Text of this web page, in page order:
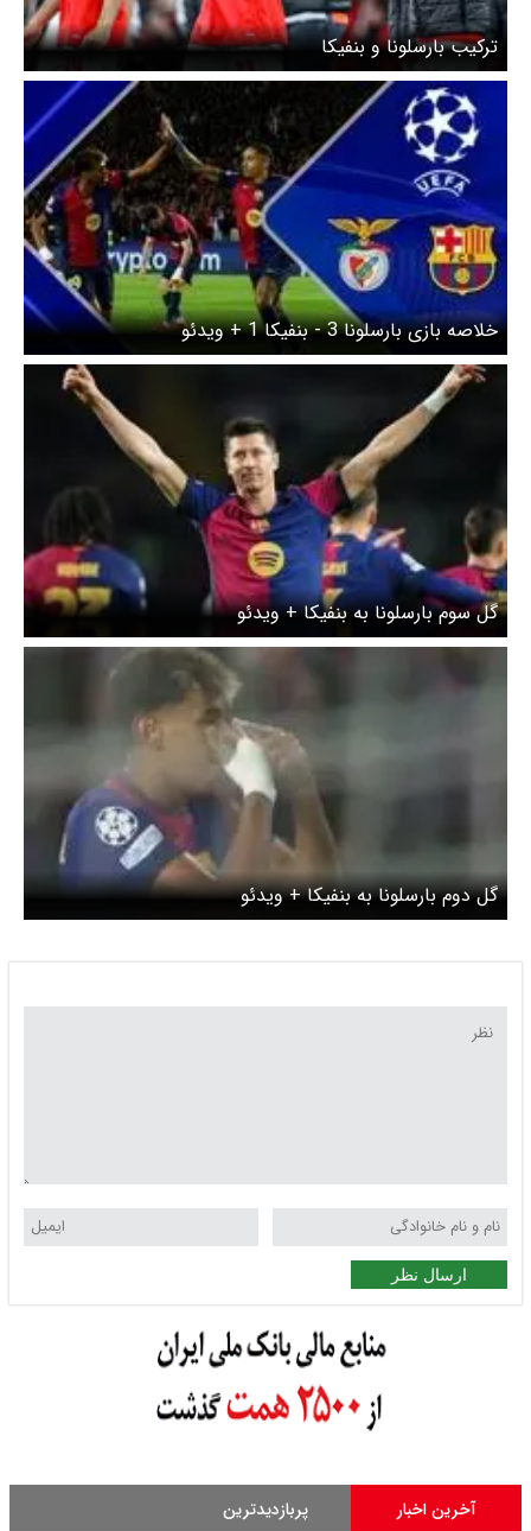
ترکیب بارسلونا و بنفیکا
خلاصه بازی بارسلونا 3 - بنفیکا 1 + ویدئو
گل سوم بارسلونا به بنفیکا + ویدئو
گل دوم بارسلونا به بنفیکا + ویدئو
ارسال نظر
آخرین اخبار پربازدیدترین